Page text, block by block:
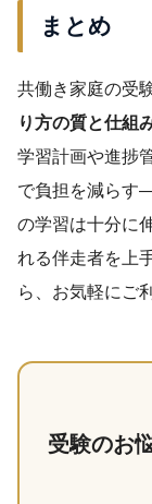
まとめ
共働き家庭の受
り方の質と仕組
学習計画や進捗
で負担を減らす
の学習は十分に
れる伴走者を上
ら、お気軽にご
受験のお